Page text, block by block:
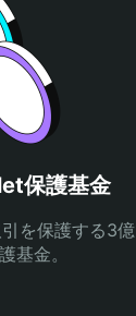
保護基金
を保護する3億
基金。